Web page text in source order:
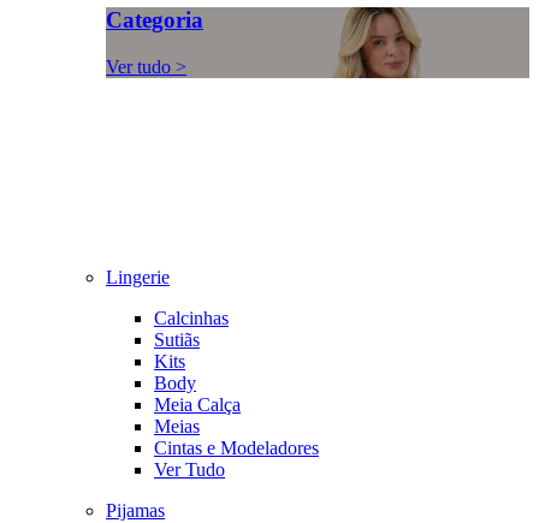
Categoria
Ver tudo >
Lingerie
Calcinhas
Sutiãs
Kits
Body
Meia Calça
Meias
Cintas e Modeladores
Ver Tudo
Pijamas